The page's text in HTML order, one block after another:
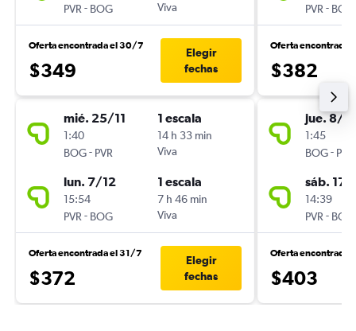
PVR - BOG
Viva
Oferta encontrada el 30/7
$349
Elegir
fechas
mié. 25/11
1:40
BOG- PVR
1 escala
14 h 33 min
Viva
lun. 7/12
15:54
PVR - BOG
1 escala
7 h 46 min
Viva
Oferta encontrada el 31/7
$372
Elegir
fechas
PVR - BOG
Oferta encontrada
$382
jue. 8/
1:45
BOG- PVR
sáb. 17/
14:39
PVR - BOG
Oferta encontrada
$403